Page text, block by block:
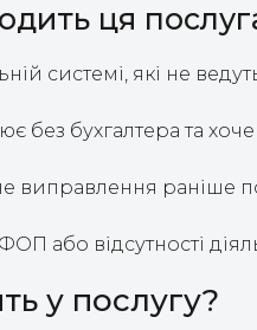
ця
системі, які не
без бухгалтера та хоче
виправлення раніше
або відсутності
у послугу?